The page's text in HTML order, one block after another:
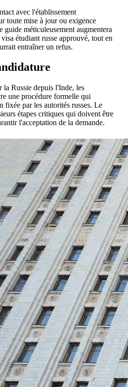
avec l'établissement
toute mise à jour ou exigence
guide méticuleusement augmentera
étudiant russe approuvé, tout en
entraîner un refus.
la Russie depuis l'Inde, les
une procédure formelle qui
fixée par les autorités russes. Le
étapes critiques qui doivent être
l'acceptation de la demande.